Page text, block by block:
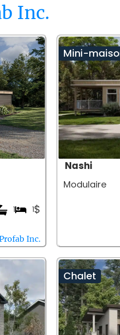
Inc.
$
1
1
Inc.
Mini-
Nashi
Modulaire
Chalet